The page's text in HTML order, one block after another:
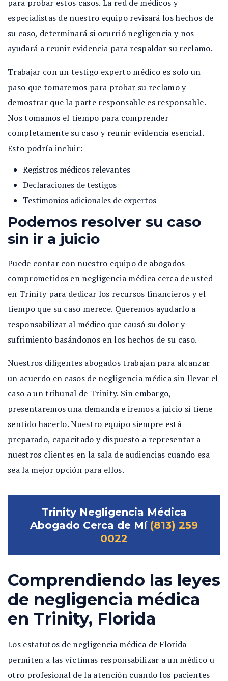
para probar estos casos. La red de médicos y
especialistas de nuestro equipo revisará los hechos de
su caso, determinará si ocurrió negligencia y nos
ayudará a reunir evidencia para respaldar su reclamo.
Trabajar con un testigo experto médico es solo un
paso que tomaremos para probar su reclamo y
demostrar que la parte responsable es responsable.
Nos tomamos el tiempo para comprender
completamente su caso y reunir evidencia esencial.
Esto podría incluir:
Registros médicos relevantes
Declaraciones de testigos
Testimonios adicionales de expertos
Podemos resolver su caso
sin ir a juicio
Puede contar con nuestro equipo de abogados
comprometidos en negligencia médica cerca de usted
en Trinity para dedicar los recursos financieros y el
tiempo que su caso merece. Queremos ayudarlo a
responsabilizar al médico que causó su dolor y
sufrimiento basándonos en los hechos de su caso.
Nuestros diligentes abogados trabajan para alcanzar
un acuerdo en casos de negligencia médica sin llevar el
caso a un tribunal de Trinity. Sin embargo,
presentaremos una demanda e iremos a juicio si tiene
sentido hacerlo. Nuestro equipo siempre está
preparado, capacitado y dispuesto a representar a
nuestros clientes en la sala de audiencias cuando esa
sea la mejor opción para ellos.
Trinity Negligencia Médica
Abogado Cerca de Mí (813) 259
0022
Comprendiendo las leyes
de negligencia médica
en Trinity, Florida
Los estatutos de negligencia médica de Florida
permiten a las víctimas responsabilizar a un médico u
otro profesional de la atención cuando los pacientes